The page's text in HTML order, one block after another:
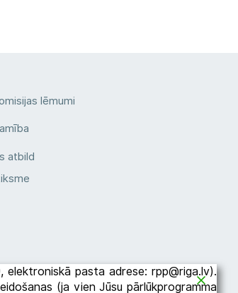
lēmumi
atbild
elektroniskā pasta adrese: rpp@riga.lv).
(ja vien Jūsu pārlūkprogramma